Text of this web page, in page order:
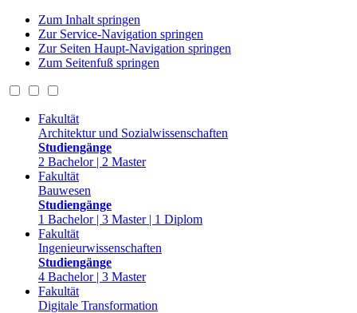
Zum Inhalt springen
Zur Service-Navigation springen
Zur Seiten Haupt-Navigation springen
Zum Seitenfuß springen
Fakultät
Architektur und Sozialwissenschaften
Studiengänge
2 Bachelor | 2 Master
Fakultät
Bauwesen
Studiengänge
1 Bachelor | 3 Master | 1 Diplom
Fakultät
Ingenieurwissenschaften
Studiengänge
4 Bachelor | 3 Master
Fakultät
Digitale Transformation